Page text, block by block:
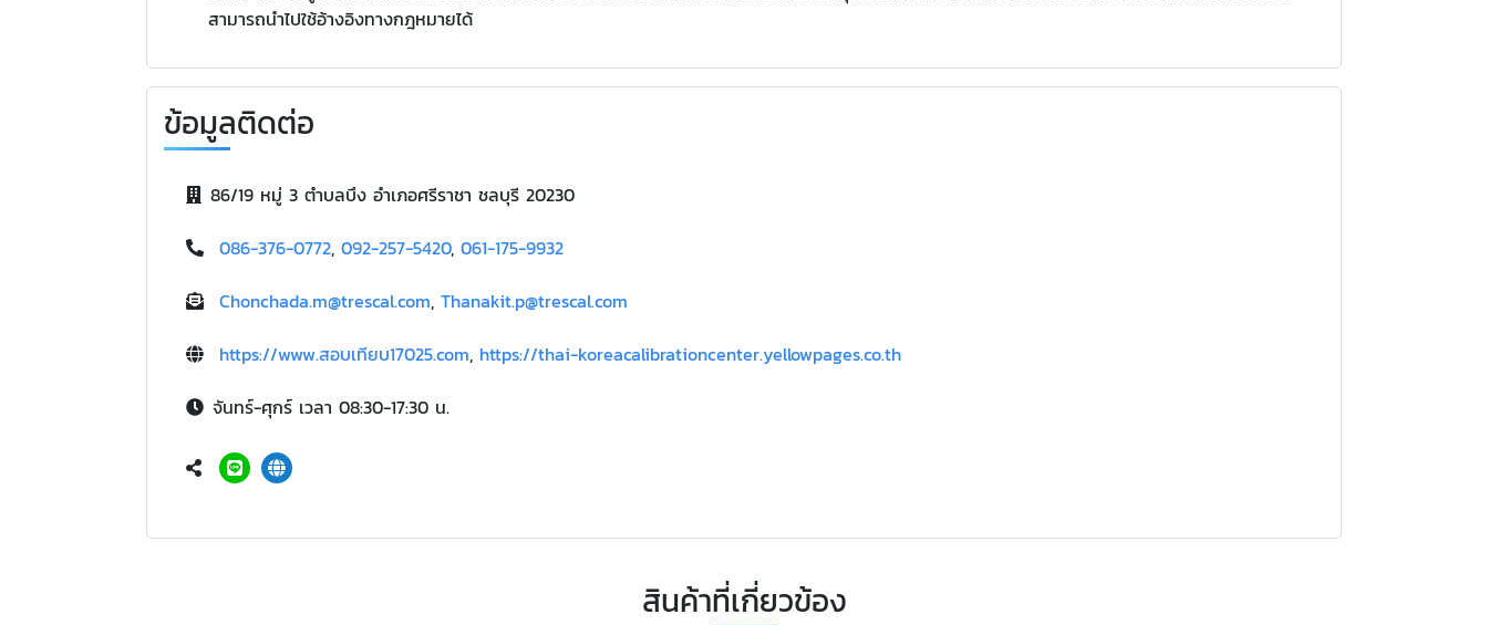
สามารถนำไปใช้อ้างอิงทางกฎหมายได้
ข้อมูลติดต่อ
86/19 หมู่ 3 ตำบลบึง อำเภอศรีราชา ชลบุรี 20230
086-376-0772, 092-257-5420, 061-175-9932
Chonchada.m@trescal.com, Thanakit.p@trescal.com
https://www.สอบเทียบ17025.com, https://thai-koreacalibrationcenter.yellowpages.co.th
จันทร์-ศุกร์ เวลา 08:30-17:30 น.
สินค้าที่เกี่ยวข้อง